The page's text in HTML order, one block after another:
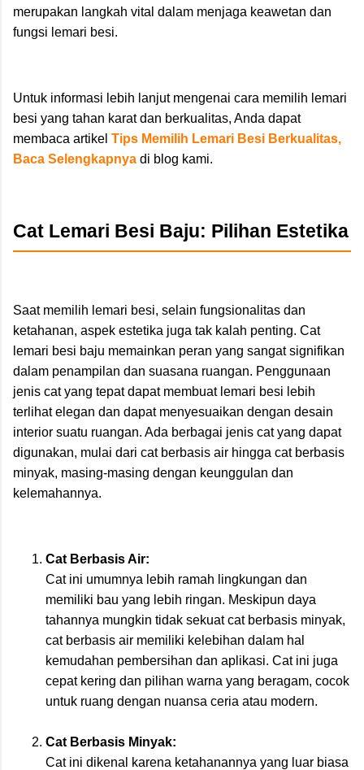
merupakan langkah vital dalam menjaga keawetan dan
fungsi lemari besi.
Untuk informasi lebih lanjut mengenai cara memilih lemari
besi yang tahan karat dan berkualitas, Anda dapat
membaca artikel Tips Memilih Lemari Besi Berkualitas,
Baca Selengkapnya di blog kami.
Cat Lemari Besi Baju: Pilihan Estetika
Saat memilih lemari besi, selain fungsionalitas dan
ketahanan, aspek estetika juga tak kalah penting. Cat
lemari besi baju memainkan peran yang sangat signifikan
dalam penampilan dan suasana ruangan. Penggunaan
jenis cat yang tepat dapat membuat lemari besi lebih
terlihat elegan dan dapat menyesuaikan dengan desain
interior suatu ruangan. Ada berbagai jenis cat yang dapat
digunakan, mulai dari cat berbasis air hingga cat berbasis
minyak, masing-masing dengan keunggulan dan
kelemahannya.
Cat Berbasis Air:
Cat ini umumnya lebih ramah lingkungan dan
memiliki bau yang lebih ringan. Meskipun daya
tahannya mungkin tidak sekuat cat berbasis minyak,
cat berbasis air memiliki kelebihan dalam hal
kemudahan pembersihan dan aplikasi. Cat ini juga
cepat kering dan pilihan warna yang beragam, cocok
untuk ruang dengan nuansa ceria atau modern.
Cat Berbasis Minyak:
Cat ini dikenal karena ketahanannya yang luar biasa